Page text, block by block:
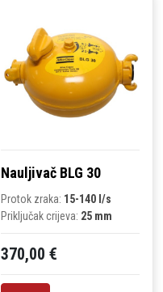
Nauljivač BLG 30
Protok zraka: 15-140 l/s
Priključak crijeva: 25 mm
370,00 €